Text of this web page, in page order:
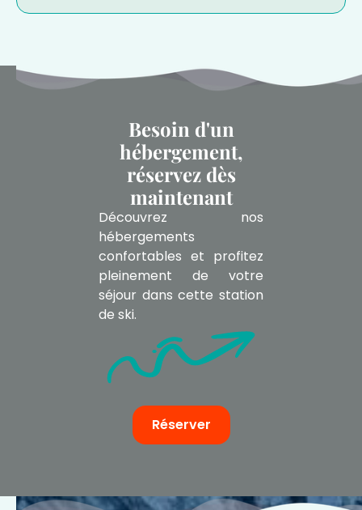
Besoin d'un
hébergement,
réservez dès
maintenant
Découvrez nos
hébergements
confortables et profitez
pleinement de votre
séjour dans cette station
de ski.
Réserver